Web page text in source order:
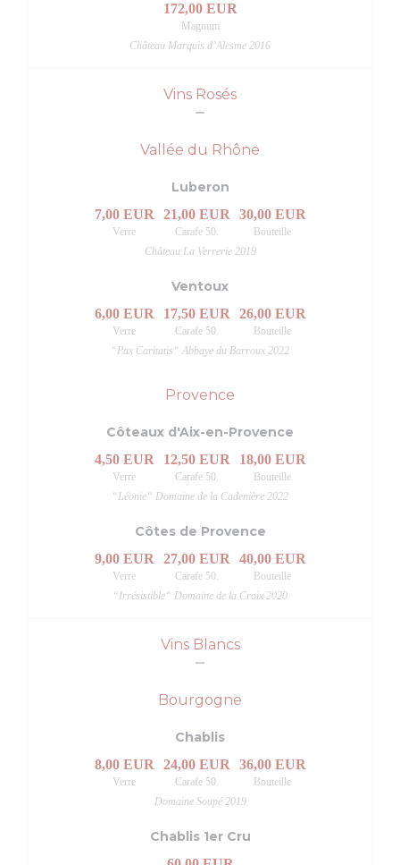
172,00 EUR
Magnum
Château Marquis d’Alesme 2016
Vins Rosés
Vallée du Rhône
Luberon
7,00 EUR
Verre
21,00 EUR
Carafe 50.
30,00 EUR
Bouteille
Château La Verrerie 2019
Ventoux
6,00 EUR
Verre
17,50 EUR
Carafe 50.
26,00 EUR
Bouteille
“Pax Caritatis“ Abbaye du Barroux 2022
Provence
Côteaux d'Aix-en-Provence
4,50 EUR
Verre
12,50 EUR
Carafe 50.
18,00 EUR
Bouteille
“Léonie“ Domaine de la Cadenière 2022
Côtes de Provence
9,00 EUR
Verre
27,00 EUR
Carafe 50.
40,00 EUR
Bouteille
“Irrésistible“ Domaine de la Croix 2020
Vins Blancs
Bourgogne
Chablis
8,00 EUR
Verre
24,00 EUR
Carafe 50.
36,00 EUR
Bouteille
Domaine Soupé 2019
Chablis 1er Cru